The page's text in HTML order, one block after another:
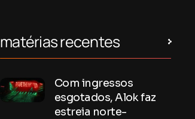
matérias recentes
Com ingressos
esgotados, Alok faz
estreia norte-